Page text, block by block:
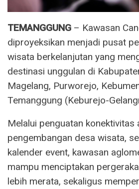
TEMANGGUNG – Kawasan
diproyeksikan menjadi pusat
wisata berkelanjutan yang
destinasi unggulan di
Magelang, Purworejo,
Temanggung (Keburejo-
Melalui penguatan konektivitas
pengembangan desa wisata,
kalender event, kawasan
mampu menciptakan
lebih merata, sekaligus